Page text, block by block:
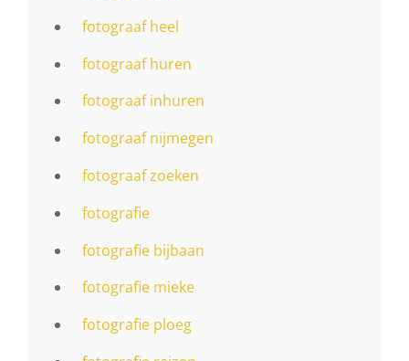
fotograaf heel
fotograaf huren
fotograaf inhuren
fotograaf nijmegen
fotograaf zoeken
fotografie
fotografie bijbaan
fotografie mieke
fotografie ploeg